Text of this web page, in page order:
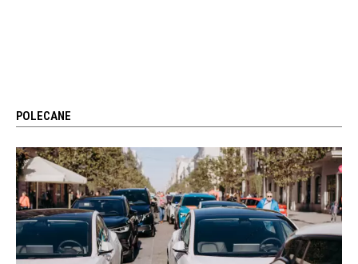
POLECANE